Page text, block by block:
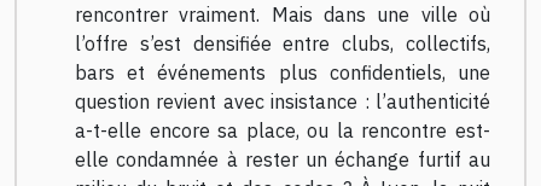
rencontrer vraiment. Mais dans une ville où
l’offre s’est densifiée entre clubs, collectifs,
bars et événements plus confidentiels, une
question revient avec insistance : l’authenticité
a-t-elle encore sa place, ou la rencontre est-
elle condamnée à rester un échange furtif au